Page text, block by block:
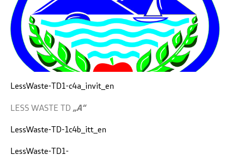
LessWaste-TD1-c4a_invit_en
LESS WASTE TD „A“
LessWaste-TD-1c4b_itt_en
LessWaste-TD1-